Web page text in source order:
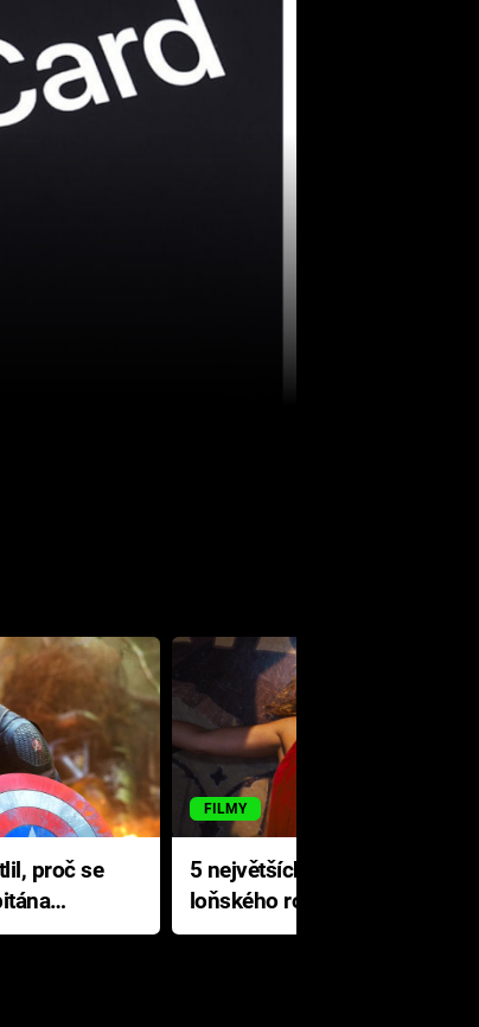
proč se
FILMY
5 největších propadáků
loňského roku: Disney na
jediné katastrofě prodělal 200